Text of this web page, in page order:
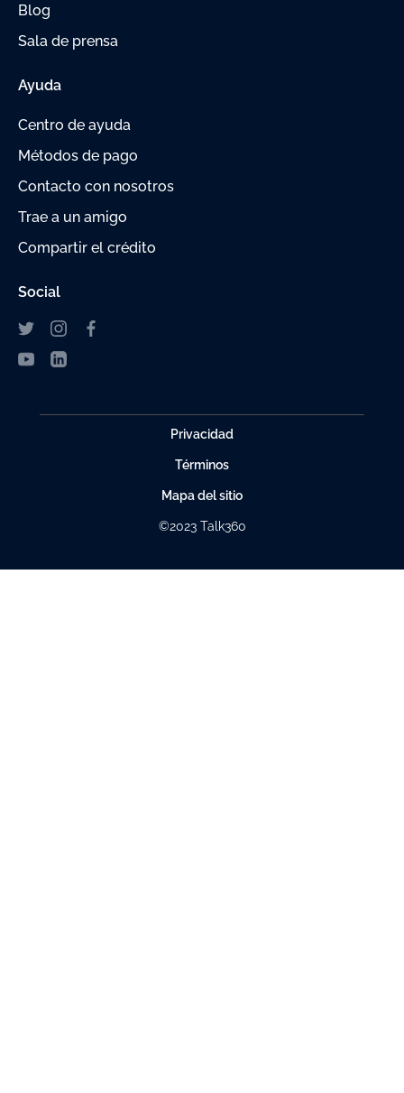
Blog
Sala de prensa
Ayuda
Centro de ayuda
Métodos de pago
Contacto con nosotros
Trae a un amigo
Compartir el crédito
Social
Privacidad
Términos
Mapa del sitio
©2023 Talk360